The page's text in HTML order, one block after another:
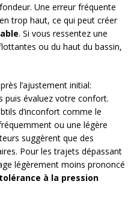
Une erreur fréquente
trop haut, ce qui peut créer
. Si vous ressentez une
ou du haut du bassin,
l’ajustement initial:
puis évaluez votre confort.
d’inconfort comme le
ou une légère
suggèrent que des
Pour les trajets dépassant
légèrement moins prononcé
tolérance à la pression